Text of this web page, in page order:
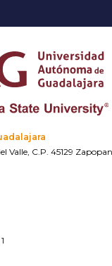
Valle, C.P. 45129